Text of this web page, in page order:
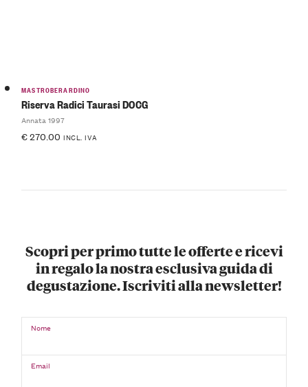
MASTROBERARDINO
Riserva Radici Taurasi DOCG
Annata 1997
€270.00 INCL. IVA
Scopri per primo tutte le offerte e ricevi
in regalo la nostra esclusiva guida di
degustazione. Iscriviti alla newsletter!
Nome
Email